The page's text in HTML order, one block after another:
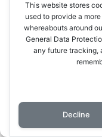
bestimmte Merkmale und
Impressum
©
This website stores
used to provide a
whereabouts around
General Data
any future tracking,
Decline